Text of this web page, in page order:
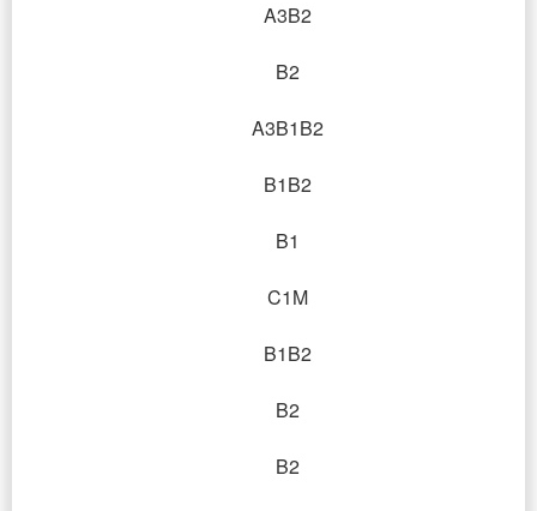
A3B2
B2
A3B1B2
B1B2
B1
C1M
B1B2
B2
B2